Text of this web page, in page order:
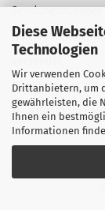
Diese
Technologien
Wir verwenden
Drittanbietern, um
gewährleisten, die
Ihnen ein
Informationen
Jede Bestellung
Der Absender auf
10, 81671 München.